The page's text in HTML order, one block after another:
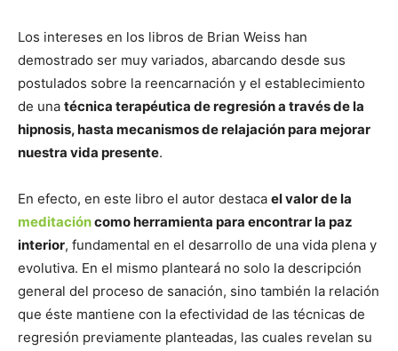
Los intereses en los libros de Brian Weiss han
demostrado ser muy variados, abarcando desde sus
postulados sobre la reencarnación y el establecimiento
de una técnica terapéutica de regresión a través de la
hipnosis, hasta mecanismos de relajación para mejorar
nuestra vida presente.
En efecto, en este libro el autor destaca el valor de la
meditacióncomo herramienta para encontrar la paz
interior, fundamental en el desarrollo de una vida plena y
evolutiva. En el mismo planteará no solo la descripción
general del proceso de sanación, sino también la relación
que éste mantiene con la efectividad de las técnicas de
regresión previamente planteadas, las cuales revelan su